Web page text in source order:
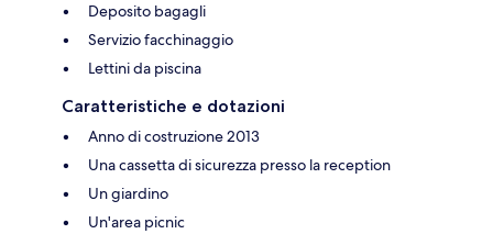
Deposito bagagli
Servizio facchinaggio
Lettini da piscina
Caratteristiche e dotazioni
Anno di costruzione 2013
Una cassetta di sicurezza presso la reception
Un giardino
Un'area picnic